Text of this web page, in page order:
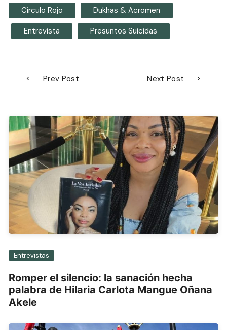
Círculo Rojo Dukhas & Acromen
Entrevista Presuntos Suicidas
Prev Post Next Post
Entrevistas
Romper el silencio: la sanación hecha
palabra de Hilaria Carlota Mangue Oñana
Akele